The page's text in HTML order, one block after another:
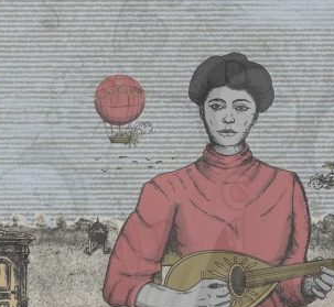
2025 #306
le mondeIl a trop tourné sans nousIl pleuvra